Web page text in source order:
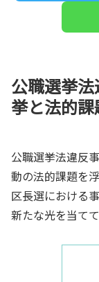
公職選挙
挙と法的課
公職選挙法違反
動の法的課題を
区長選における
新たな光を当てて